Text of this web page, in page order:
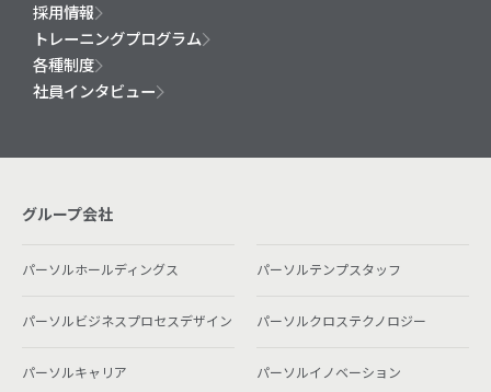
採用情報
トレーニングプログラム
各種制度
社員インタビュー
グループ会社
パーソルホールディングス パーソルテンプスタッフ
パーソルビジネスプロセスデザイン パーソルクロステクノロジー
パーソルキャリア パーソルイノベーション